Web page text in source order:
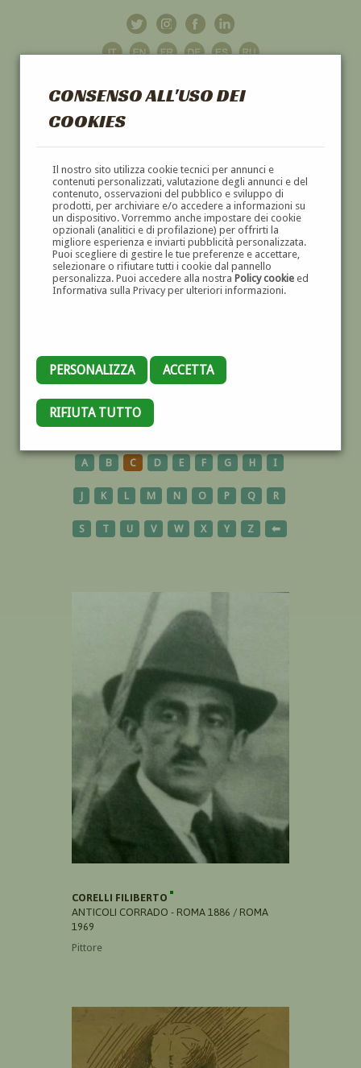
CONSENSO ALL'USO DEI
COOKIES
Il nostro sito utilizza cookie tecnici per annunci e
contenuti personalizzati, valutazione degli annunci e del
contenuto, osservazioni del pubblico e sviluppo di
prodotti, per archiviare e/o accedere a informazioni su
un dispositivo. Vorremmo anche impostare dei cookie
opzionali (analitici e di profilazione) per offrirti la
migliore esperienza e inviarti pubblicità personalizzata.
Puoi scegliere di gestire le tue preferenze e accettare,
selezionare o rifiutare tutti i cookie dal pannello
personalizza. Puoi accedere alla nostra Policy cookieed
Informativa sulla Privacy per ulteriori informazioni.
PERSONALIZZA ACCETTA
RIFIUTA TUTTO
GALLERIAD'ARTE
DIPINTI E SCULTURE '800 E '900
AUTORI
A B C D E F G H I
J K L M N O P Q R
S T U V W X Y Z ⬅
CORELLI FILIBERTO
ANTICOLI CORRADO - ROMA 1886 / ROMA
1969
Pittore